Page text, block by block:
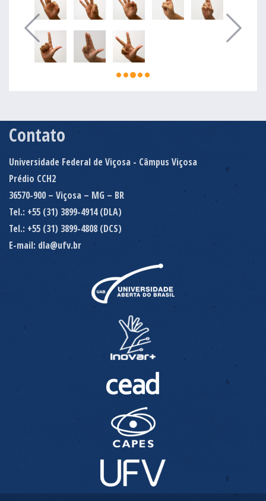
Contato
Universidade Federal de Viçosa - Câmpus Viçosa
Prédio CCH2
36570-900 – Viçosa – MG – BR
Tel.: +55 (31) 3899-4914 (DLA)
Tel.: +55 (31) 3899-4808 (DCS)
E-mail: dla@ufv.br